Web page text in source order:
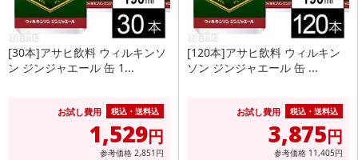
[30本]アサヒ飲料 ウィルキンソ
ン ジンジャエール 缶 1...
お試し費用 税込・送料込
1,529円
参考価格 2,851 円
[120本]アサヒ飲料 ウィルキン
ソン ジンジャエール 缶 ...
お試し費用 税込・送料込
3,875円
参考価格 11,405円